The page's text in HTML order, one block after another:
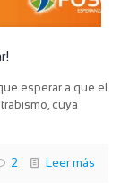
esperar a que el
cuya
2 Leer más